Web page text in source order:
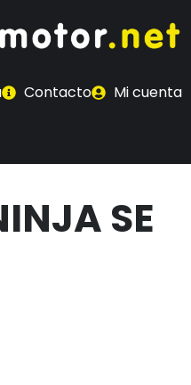
Contacto Mi cuenta
SE